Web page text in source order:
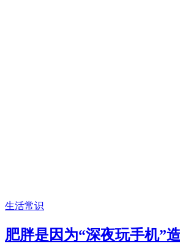
生活常识
肥胖是因为“深夜玩手机”